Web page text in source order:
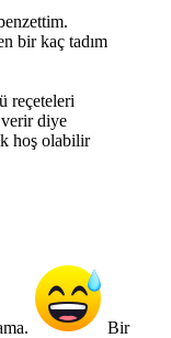
bir kaç tadım
reçeteleri
diye
hoş olabilir
Bir